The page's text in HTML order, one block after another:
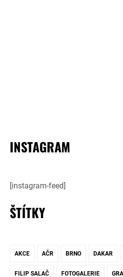
INSTAGRAM
[instagram-feed]
ŠTÍTKY
AKCE AČR BRNO DAKAR
FILIP SALAČ FOTOGALERIE